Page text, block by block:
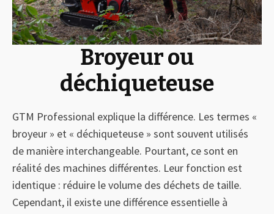
Broyeur ou
déchiqueteuse
GTM Professional explique la différence. Les termes «
broyeur » et « déchiqueteuse » sont souvent utilisés
de manière interchangeable. Pourtant, ce sont en
réalité des machines différentes. Leur fonction est
identique : réduire le volume des déchets de taille.
Cependant, il existe une différence essentielle à